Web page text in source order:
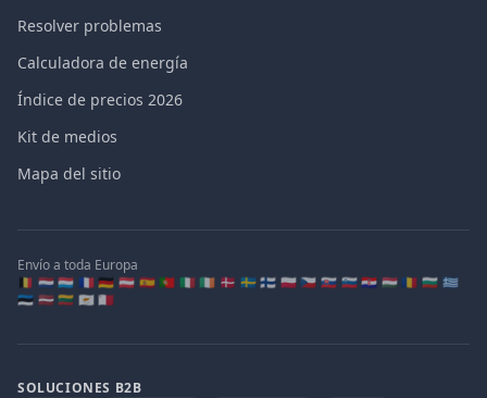
Resolver problemas
Calculadora de energía
Índice de precios 2026
Kit de medios
Mapa del sitio
Envío a toda Europa
🇧🇪 🇳🇱 🇱🇺 🇫🇷 🇩🇪 🇦🇹 🇪🇸 🇵🇹 🇮🇹 🇮🇪 🇩🇰 🇸🇪 🇫🇮 🇵🇱 🇨🇿 🇸🇰 🇸🇮 🇭🇷 🇭🇺 🇷🇴 🇧🇬 🇬🇷
🇪🇪 🇱🇻 🇱🇹 🇨🇾 🇲🇹
SOLUCIONES B2B